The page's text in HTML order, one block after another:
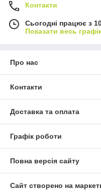
Контакти
Сьогодні працює з
Показати весь
Про нас
Контакти
Доставка та оплата
Графік роботи
Повна версія сайту
Сайт створено на